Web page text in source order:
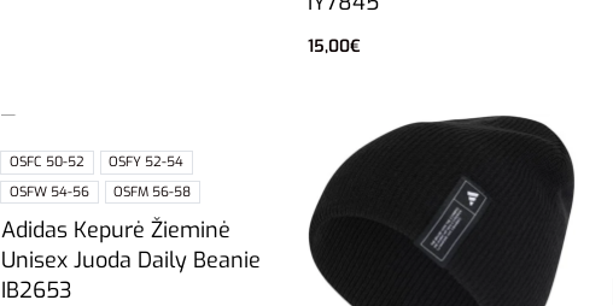
15,00€
OSFC 50-52
OSFY 52-54
OSFW 54-56
OSFM 56-58
Adidas Kepurė Žieminė
Unisex Juoda Daily Beanie
IB2653